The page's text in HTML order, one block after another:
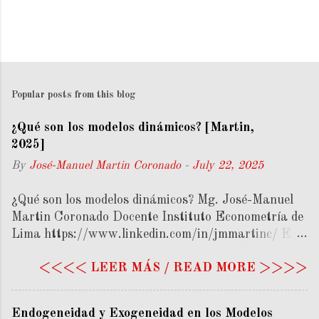
Popular posts from this blog
¿Qué son los modelos dinámicos? [Martin,
2025]
By José-Manuel Martin Coronado - July 22, 2025
¿Qué son los modelos dinámicos? Mg. José-Manuel
Martin Coronado Docente Instituto Econometría de
Lima https://www.linkedin.com/in/jmmartinc/ En
en la economía dinámica, destacando la importancia
<<<< LEER MÁS / READ MORE >>>>
Endogeneidad y Exogeneidad en los Modelos